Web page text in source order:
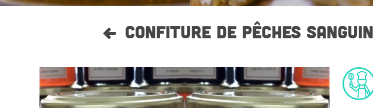
CONFITURE DE PÊCHES